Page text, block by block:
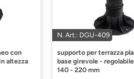
con
altezza
N. Art.: DGU-409
supporto per terrazza
base girevole -
140 - 220 mm